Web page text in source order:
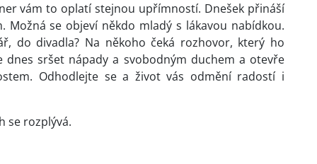
vám to oplatí stejnou upřímností. Dnešek přináší
se objeví někdo mladý s lákavou nabídkou.
do divadla? Na někoho čeká rozhovor, který ho
sršet nápady a svobodným duchem a otevře
Odhodlejte se a život vás odmění radostí i
se rozplývá.